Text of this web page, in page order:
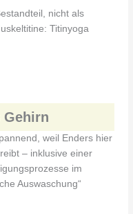
nicht als
Titinyoga
Gehirn
weil Enders hier
– inklusive einer
im
Auswaschung“